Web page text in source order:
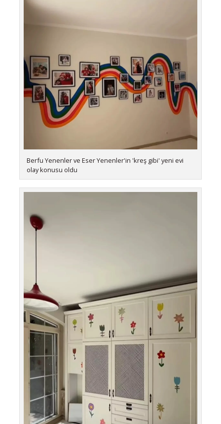
Berfu Yenenler ve Eser Yenenler'in 'kreş gibi' yeni evi
olay konusu oldu